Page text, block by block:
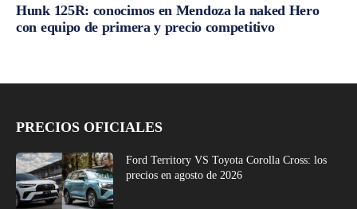
Hunk 125R: conocimos en Mendoza la naked Hero
con equipo de primera y precio competitivo
PRECIOS OFICIALES
Ford Territory VS Toyota Corolla Cross: los
precios en agosto de 2026